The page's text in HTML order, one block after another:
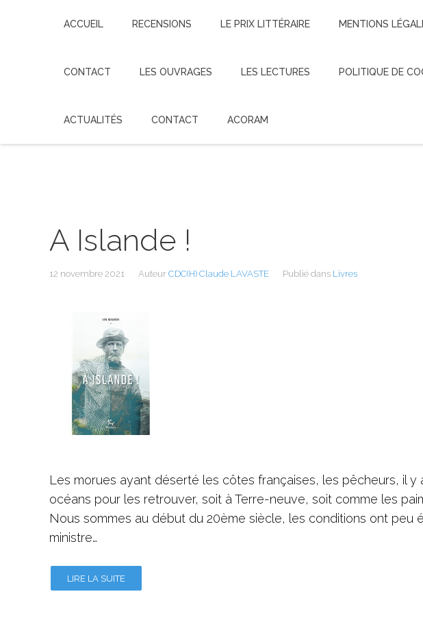
A Islande !
12 novembre 2021 Auteur CDC(H) Claude LAVASTE Publié dans Livres
Les morues ayant déserté les côtes françaises, les pêcheurs, il
océans pour les retrouver, soit à Terre-neuve, soit comme les
Nous sommes au début du 20ème siècle, les conditions ont peu
ministre…
LIRE LA SUITE
ACCUEIL RECENSIONS LE PRIX LITTÉRAIRE MENTIONS
CONTACT LES OUVRAGES LES LECTURES POLITIQUE DE
ACTUALITÉS CONTACT ACORAM